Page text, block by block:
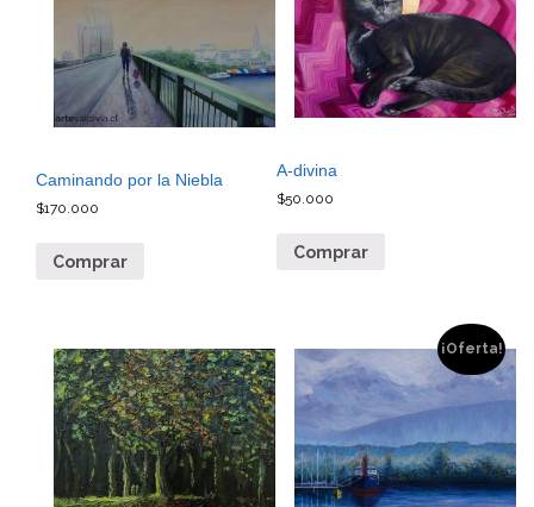
Caminando por la Niebla
$170.000
Comprar
A-divina
$50.000
Comprar
¡Oferta!